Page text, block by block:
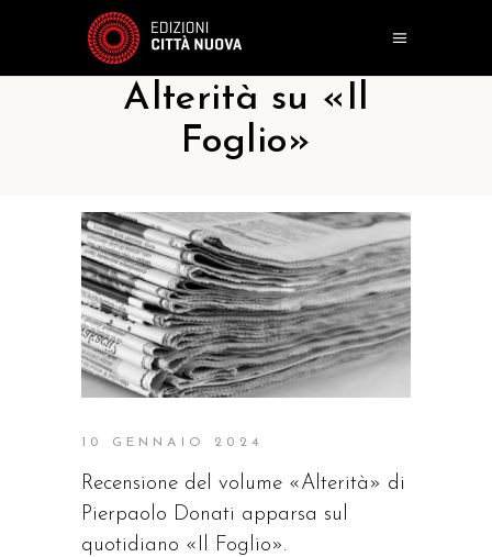
Alterità su «Il
Foglio»
10 GENNAIO 2024
Recensione del volume «Alterità» di
Pierpaolo Donati apparsa sul
quotidiano «Il Foglio».